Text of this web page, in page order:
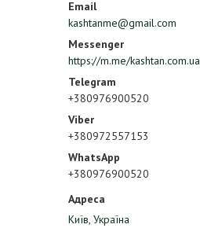
kashtanme@gmail.com
https://m.me/kashtan.com.ua
+380976900520
+380972557153
+380976900520
Київ, Україна